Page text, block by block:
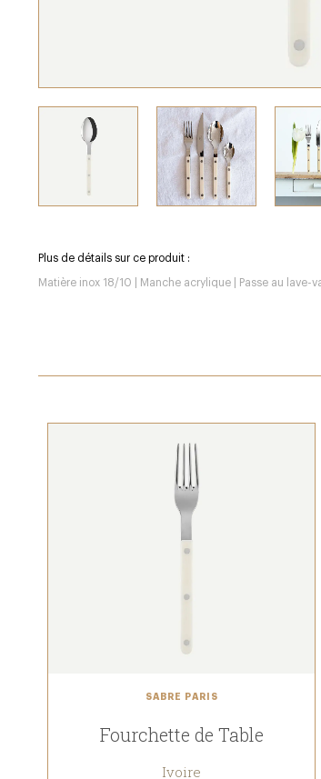
Plus de détails sur ce produit :
Matière inox 18/10 | Manche acrylique | Passe au
SABRE PARIS
Fourchette de Table
Ivoire